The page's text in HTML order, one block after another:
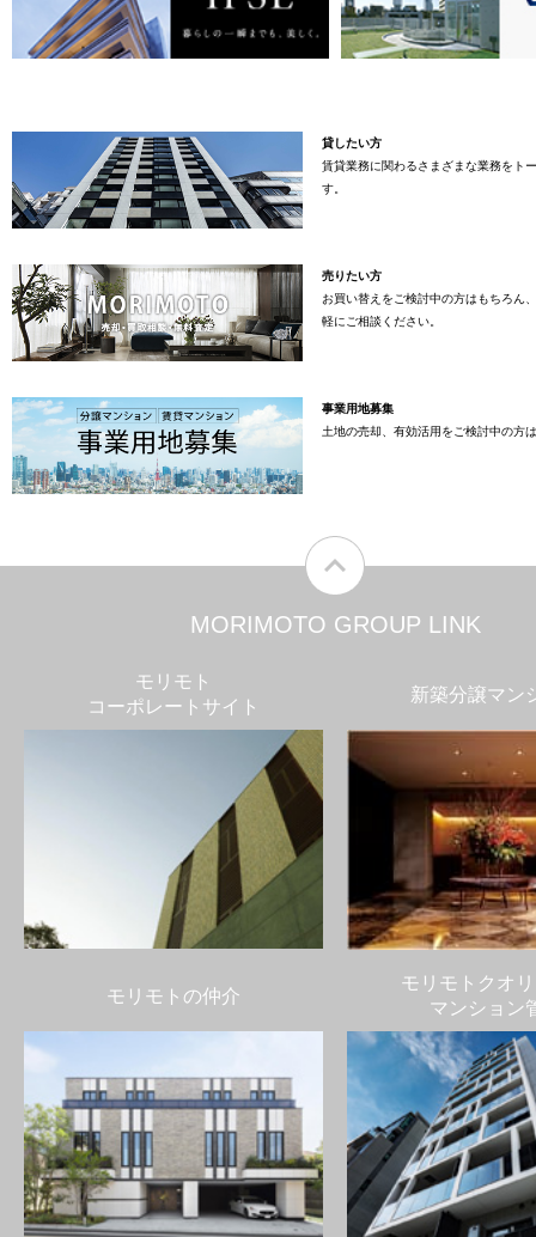
貸したい方
賃貸業務に関わるさまざまな業務をト
す。
売りたい方
お買い替えをご検討中の方はもちろん
軽にご相談ください。
事業用地募集
土地の売却、有効活用をご検討中の方
MORIMOTO GROUP LINK
モリモト
コーポレートサイト
新築分譲マン
モリモトの仲介
モリモトクオ
マンション